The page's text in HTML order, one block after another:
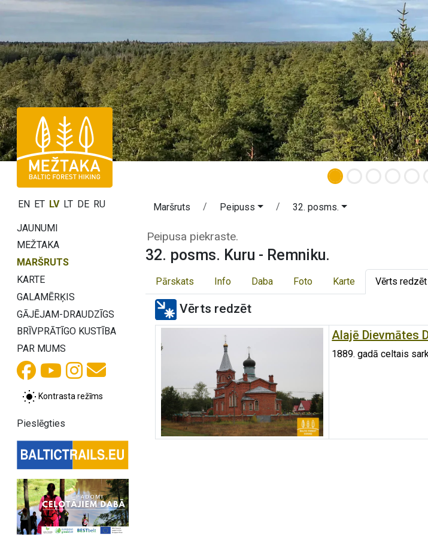
EN ET LV LT DE RU
JAUNUMI
MEŽTAKA
MARŠRUTS
KARTE
GALAMĒRĶIS
GĀJĒJAM-DRAUDZĪGS
BRĪVPRĀTĪGO KUSTĪBA
PAR MUMS
Kontrasta režīms
Pieslēgties
Maršruts Peipuss 32. posms.
32. posms. Kuru - Remniku. Peipusa
Peipusa piekraste.
32. posms. Kuru - Remniku.
Pārskats Info Daba Foto Karte Vērts redzēt
Vērts redzēt
Alajē Dievmātes
1889. gadā celtais